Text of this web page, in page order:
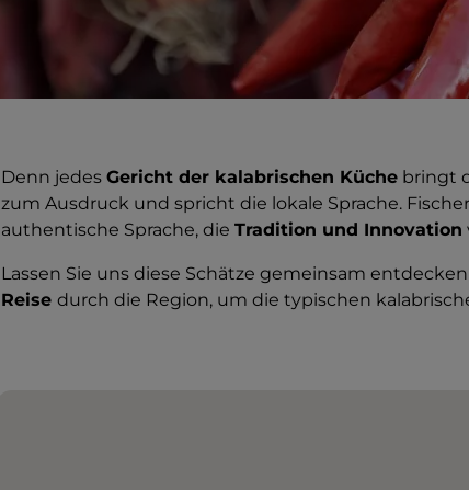
Denn jedes Gericht der kalabrischen Küche bringt
zum Ausdruck und spricht die lokale Sprache.
authentische Sprache, die Tradition und Innovation
Lassen Sie uns diese Schätze gemeinsam
Reise durch die Region, um die typischen